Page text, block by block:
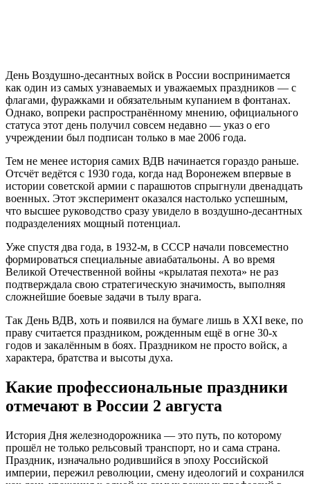
День Воздушно-десантных войск в России воспринимается
как один из самых узнаваемых и уважаемых праздников — с
флагами, фуражками и обязательным купанием в фонтанах.
Однако, вопреки распространённому мнению, официального
статуса этот день получил совсем недавно — указ о его
учреждении был подписан только в мае 2006 года.
Тем не менее история самих ВДВ начинается гораздо раньше.
Отсчёт ведётся с 1930 года, когда над Воронежем впервые в
истории советской армии с парашютов спрыгнули двенадцать
военных. Этот эксперимент оказался настолько успешным,
что высшее руководство сразу увидело в воздушно-десантных
подразделениях мощный потенциал.
Уже спустя два года, в 1932-м, в СССР начали повсеместно
формироваться специальные авиабатальоны. А во время
Великой Отечественной войны «крылатая пехота» не раз
подтверждала свою стратегическую значимость, выполняя
сложнейшие боевые задачи в тылу врага.
Так День ВДВ, хоть и появился на бумаге лишь в XXI веке, по
праву считается праздником, рожденным ещё в огне 30-х
годов и закалённым в боях. Праздником не просто войск, а
характера, братства и высоты духа.
Какие профессиональные праздники
отмечают в России 2 августа
История Дня железнодорожника — это путь, по которому
прошёл не только рельсовый транспорт, но и сама страна.
Праздник, изначально родившийся в эпоху Российской
империи, пережил революции, смену идеологий и сохранился